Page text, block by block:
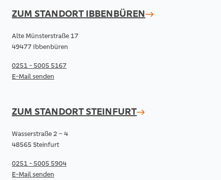
ZUM STANDORT IBBENBÜREN
Alte Münsterstraße 17
49477 Ibbenbüren
0251 - 5005 5167
E-Mail senden
ZUM STANDORTSTEINFURT
Wasserstraße 2 – 4
48565 Steinfurt
0251 - 5005 5904
E-Mail senden